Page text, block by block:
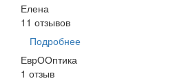
Елена
11 отзывов
Подробнее
ЕврООптика
1 отзыв